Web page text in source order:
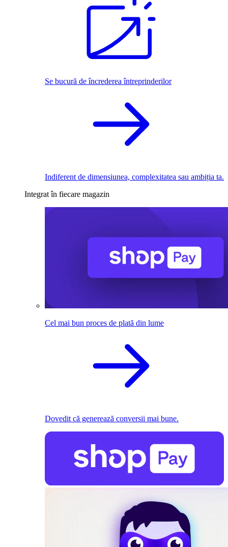
Se bucură de încrederea întreprinderilor
Indiferent de dimensiunea, complexitatea sau ambiția ta.
Integrat în fiecare magazin
Cel mai bun proces de plată din lume
Dovedit că generează conversii mai bune.